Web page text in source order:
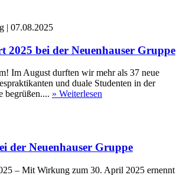
| 07.08.2025
2025 bei der Neuenhauser Gruppe
Im August durften wir mehr als 37 neue
und duale Studenten in der
begrüßen.... » Weiterlesen
der Neuenhauser Gruppe
– Mit Wirkung zum 30. April 2025 ernennt